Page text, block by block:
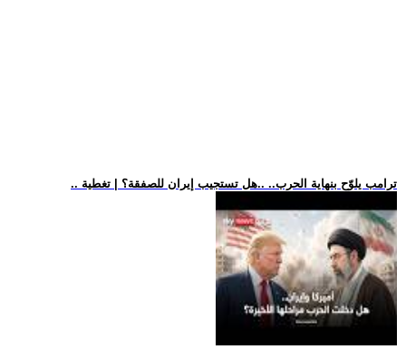
.. ترامب يلوّح بنهاية الحرب.. ..هل تستجيب إيران للصفقة؟ | تغطية